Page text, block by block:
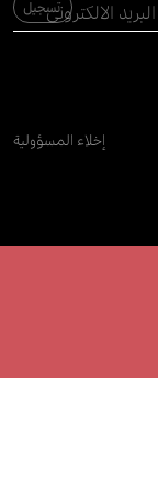
إخلاء المسؤولية